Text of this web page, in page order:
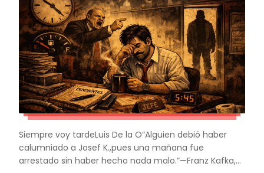
Siempre voy tardeLuis De la O“Alguien debió haber
calumniado a Josef K.,pues una mañana fue
arrestado sin haber hecho nada malo.”—Franz Kafka,...